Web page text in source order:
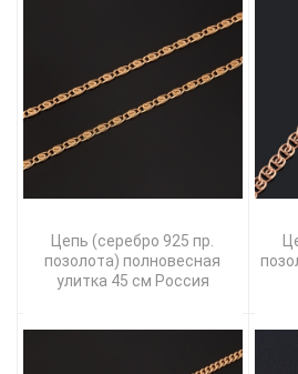
Цепь (серебро 925 пр.
позолота) полновесная
улитка 45 см Россия